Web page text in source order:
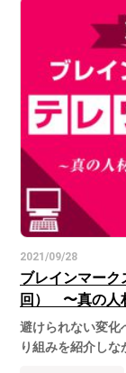
2021/09/28
ブレインマーク
回） 〜真の人
避けられない変化
り組みを紹介しな